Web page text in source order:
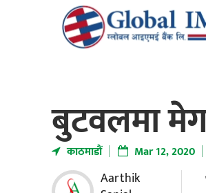
बुटवलमा
काठमाडाैं Mar 12, 2020
Aarthik